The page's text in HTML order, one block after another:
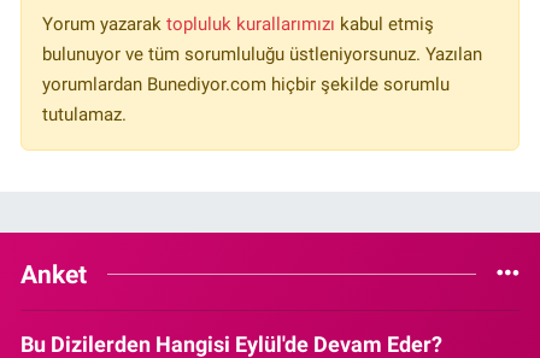
Yorum yazarak topluluk kurallarımızı kabul etmiş
bulunuyor ve tüm sorumluluğu üstleniyorsunuz. Yazılan
yorumlardan Bunediyor.com hiçbir şekilde sorumlu
tutulamaz.
Anket
Bu Dizilerden Hangisi Eylül'de Devam Eder?